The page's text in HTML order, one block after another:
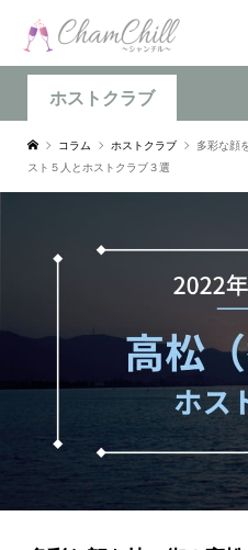
ホストクラブ
コラム ホストクラブ
多彩な顔
スト５人とホストクラブ３選